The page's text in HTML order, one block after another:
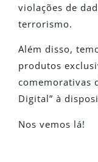
violações de
terrorismo.
Além disso,
produtos
comemorativas
Digital” à
Nos vemos lá!